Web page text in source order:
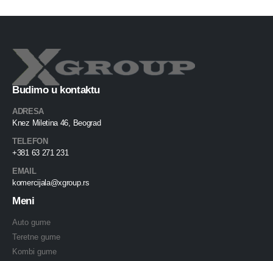
Budimo u kontaktu
ADRESA
Knez Miletina 46, Beograd
TELEFON
+381 63 271 231
EMAIL
komercijala@xgroup.rs
Meni
Auto gume
Teretne gume
Kombi gume